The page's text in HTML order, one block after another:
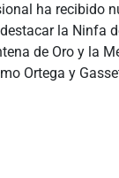
ha recibido
la Ninfa
de Oro y la
Ortega y